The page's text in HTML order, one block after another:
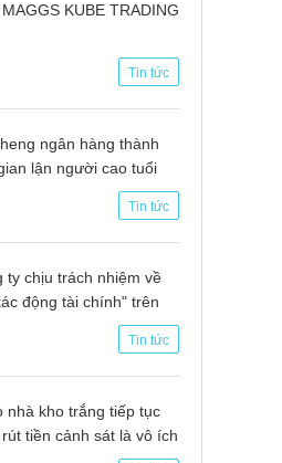
KUBE TRADING
Tin tức
ngân hàng thành
lận người cao tuổi
Tin tức
ty chịu trách nhiệm về
động tài chính" trên
Tin tức
nhà kho trắng tiếp tục
tiền cảnh sát là vô ích